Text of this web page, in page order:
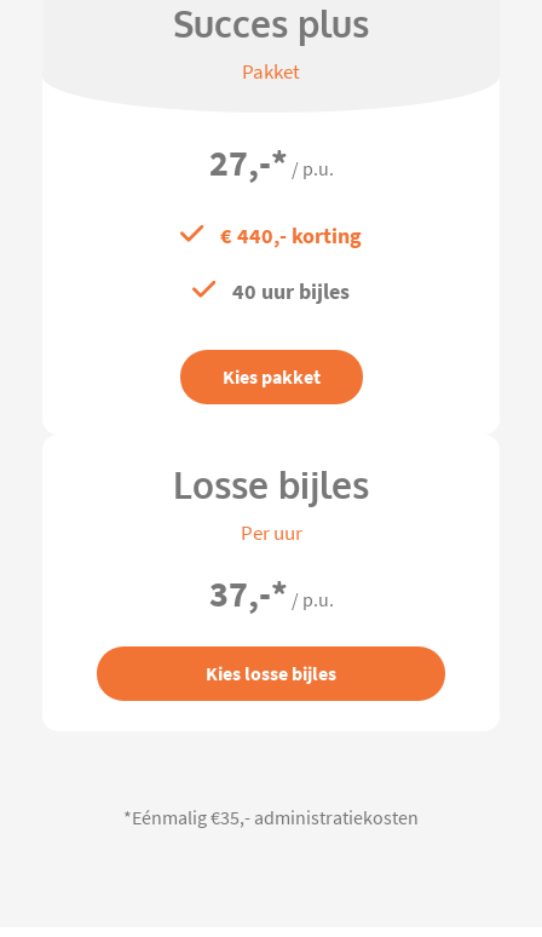
Succes plus
Pakket
27,-* / p.u.
€ 440,- korting
40 uur bijles
Kies pakket
Losse bijles
Per uur
37,-* / p.u.
Kies losse bijles
*Eénmalig €35,- administratiekosten